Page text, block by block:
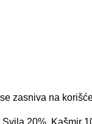
zasniva na
20%, Kašmir